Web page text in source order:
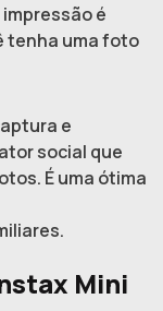
é
tenha uma foto
e
social que
É uma ótima
Mini